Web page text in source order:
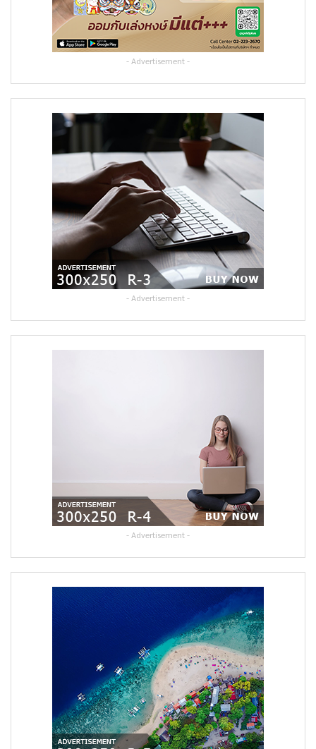
- Advertisement -
- Advertisement -
- Advertisement -